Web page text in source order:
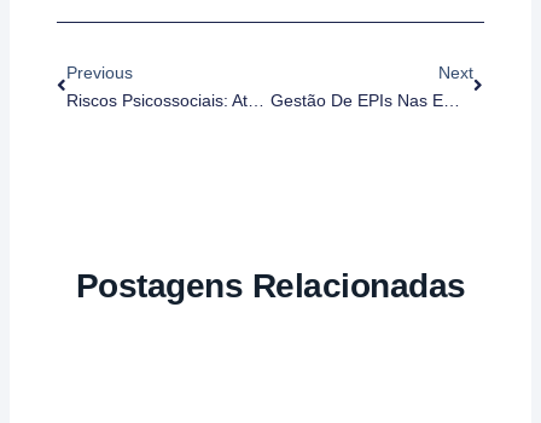
Previous
Riscos Psicossociais: Atualizações Normativas E Como Manter Sua Empresa Em Conformidade
Next
Gestão De EPIs Nas Empresas: Como Controlar, Registrar E Garantir O Uso Correto
Postagens Relacionadas